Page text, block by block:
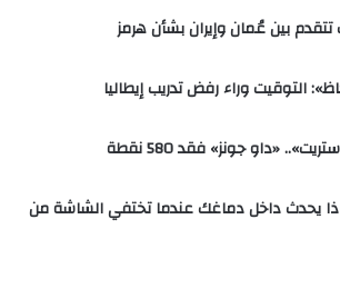
بين عُمان وإيران بشأن هرمز
التوقيت وراء رفض تدريب إيطاليا
«داو جونز» فقد 580 نقطة
يحدث داخل دماغك عندما تختفي الشاشة من